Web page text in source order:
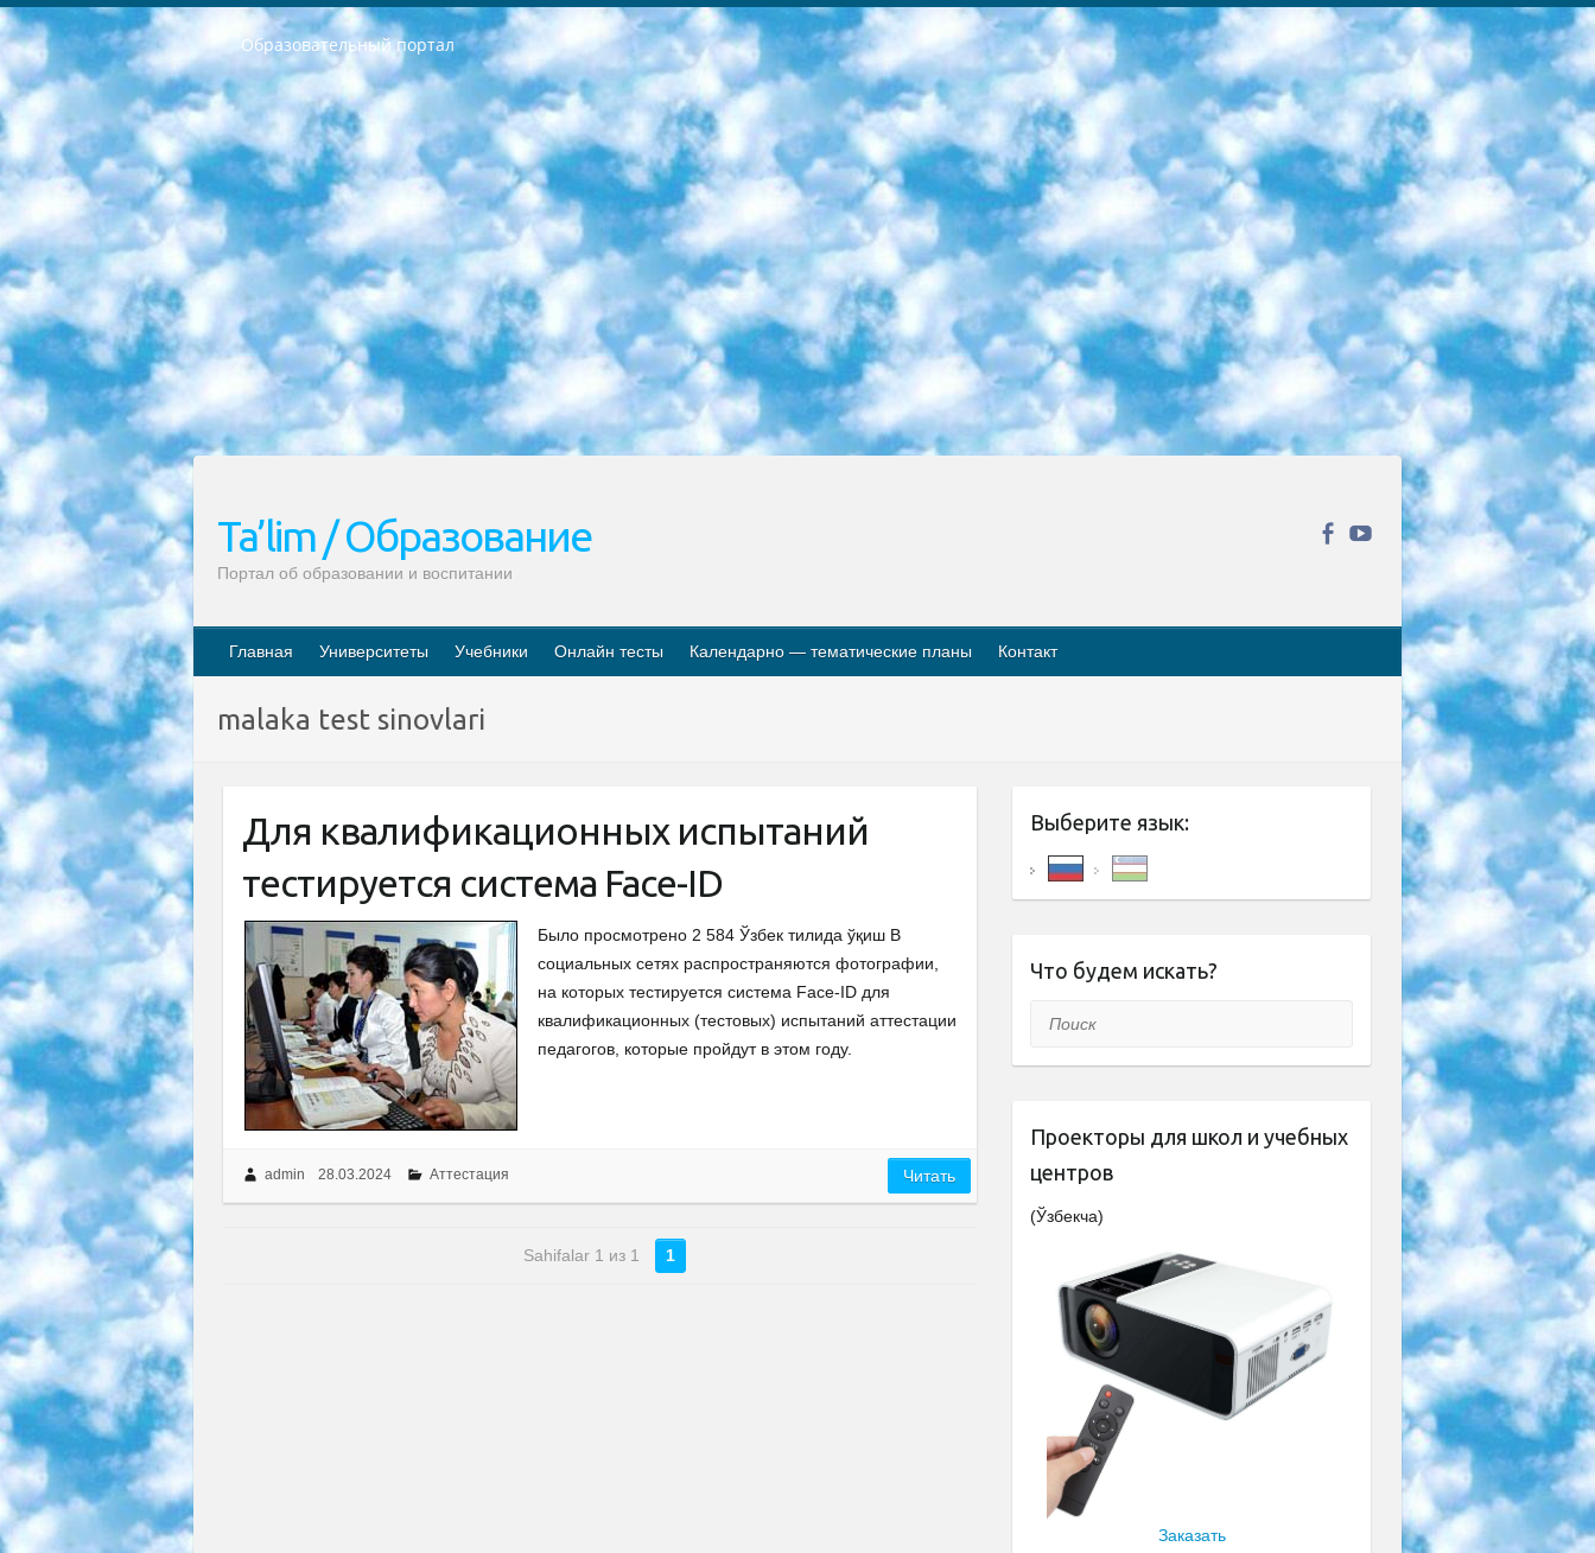
Образовательный портал
РЕСПУБЛИКА УЗБЕКИСТАН МИНИСТРЕРСТВО ДОШКОЛЬНОГО И ШКОЛЬНОГО ОБРАЗОВАНИЯ КОМАНДА в общеобразовательных учреждениях в 2023-2024 учебном году организация и проведение итоговой государственной аттестации обучающихся о Министра дошкольного и школьного образования Республики Узбекистан от 4 марта 2008 года (постановлением Минюста от 20 марта 2008 года № 1778 государственной регистрации) «Итоговое состояние учащихся общего среднего образования на основании положения об утверждении положения об аттестации общего среднего образования выпускной экзамен студентов в образовательных учреждениях в 2023-2024 учебном году В целях организации и прохождения аттестации приказываю: 1. Следующее: перечень предметов, по которым будет проводиться итоговая государственная аттестация и экзамен формы перевода согласно приложению 1; сертификаты международного образца, оценивающие уровень владения иностранными языками перечень согласно приложению 2; 2. Педагогический при специализированных образовательных учреждениях. научно-практический центр квалификации и международной оценки (Д.Давидова) 2024 г. До 25 марта: задания по предметам, по которым будет проводиться итоговая аттестация разработка и утверждение технических условий; итоговая аттестация на основании разработанного предметного задания разработка вопросов по предметам (устно и письменно), экзамен передача; общеобразовательные средние школы и специальные учебные заведения учащиеся выпускных классов школ и интернатов в агентской системе подготовка базы данных экзаменационных материалов и критериев оценки; перевод базы экзаменационных материалов на все языки обучения подать в Республиканский образовательный центр для изготовления; варианты экзаменов на основе разработанных контрольных материалов пусть будут поставлены задачи формирования. 3. Республиканский образовательный центр (Ш.Худайкулов) до 5 апреля 2024 года. до: база данных предоставленных экзаменационных материалов на все языки обучения перевод и экспертиза; для слепых, слабовидящих, глухих, слабослышащих и умственно отсталых детей учащиеся выпускных классов специализированных школ и школ-интернатов база данных экзаменационных материалов на всех преподаваемых языках подготовка критериев оценки; специализированные школы для умственно отсталых детей и технологии для учащихся выпускных классов школ-интернатов разработка соответствующих рекомендаций и критериев проведения ЕГЭ по естествознанию давать задания. 4. Педагогический при специализированных образовательных учреждениях. Научно-практический центр навыков и международной оценки (Д.Давидова), Республика образовательный центр (Худайкулов Ш.) итоговый государственный аттестационный экзамен ориентирован на творческое и логическое мышление при подготовке базы материалов учитывать введение заданий. 5. Следует отметить, что: сертификат государственного образца о знании общеобразовательного предмета и как минимум национальный уровень B1 по предметам на иностранных языках, указанным в Приложении 2. или международно признанный сертификат эквивалентного уровня студенты, изучающие определенный предмет, освобождаются от экзамена; по соответствующим предметам запланирована итоговая государственная аттестация за день до дня, путем жеребьевки Рабочей группой (в письменной форме по предметам, проводимым в форме) из числа сформированных вариантов выбрано 2 варианта; 2 выбранных варианта экзамена анонсированы на официальном сайте министерства и все выпускники по всей стране на основе этих вариантов проводит итоговую государственную аттестацию. 6. Государственное образование учащихся средних общеобразовательных учреждений. знания в соответствии с квалификационными требованиями, которые необходимо приобрести на основании стандартов итоговый (выпускной) контроль для 9 и 11 классов в целях тестирования Экзамены (далее – экзамены) состоят из предметов, перечисленных в приложении 1. будет сделано. 7. Экзамены пройдут с 26 мая по 15 июня 2024 г. (кроме науки физического воспитания). 8. Физическая для учащихся 9 классов общесредних образовательных учреждений. Экзамены по предмету «Образование, квалификация медицина» 1-6 мая 2024 года. сотрудники перевести под присмотр (с отклонениями в физическом или умственном развитии) специализированная школа для детей, школы-интернаты и со сколиозом школы-интернаты санаторного типа для больных детей исключены). 9. Он был слепым, слабовидящим и имел нарушения опорно-двигательного аппарата. экзамены в специализированных школах и интернатах для детей должны проводиться исходя из требований, предъявляемых к общеобразовательным учреждениям (физкультура кроме науки). 10. Специализированная школа для глухих и слабослышащих детей. и экзамены в интернатах и быть реализован в виде письменного теста по математике. 11. Специальность для умственно отсталых детей. Для 9 класса Родной язык и литературное письмо Государственный язык (язык обучения – узбекский). для неклассов) написано Математическое письмо Письменная/устная история Узбекистана Физическое воспитание практично Итоговый контроль Для 11 класса Написание родного языка и литературы (эссе) Математическое письмо Узбекский язык (обучение на узбекском языке) не посещающее общее среднее образование для учреждений)/Образовательное учреждение выбор письменный и устный Иностранный язык письменный/устный Письменная/устная история Узбекистана *По выбору студента:  Химия  Физика  Основы государственного права  География 10 бесплатных образовательных ресурсов - Мы составили подборку онлайн-проектов с интерактивными упражнениями, видеолекциями и статьями. Они помогут вам обрести новые и освежить старые знания бесплатно. 1. «ИНТУИТ» Старейшая образовательная площадка Рунета. Здесь вы найдёте сотни текстовых и видеокурсов на десятки различных тем — от программирования до психологии. Многие курсы подготовлены российскими университетами и крупными международными компаниями вроде Intel и Microsoft. Самостоятельное обучение бесплатное, но желающие могут оплатить услуги персональных наставников. 2. «Смартия» знакомит с актуальными профессиями и подсказывает, как им обучаться. Выбрав заинтересовавшую вас специальность — SMM-специалист, фотограф, веб-дизайнер или другую, — увидите список необходимых для неё умений. Чтобы вы могли освоить их самостоятельно, для каждого умения площадка отображает подборку ссылок на учебные материалы. Хотя «Смартия» ориентируется на русскоязычную аудиторию, часть контента всё же доступна только на английском. 3. «Лекторий Физтеха» Проект Московского физико-технического института (Физтеха). С его помощью вы можете смотреть онлайн серии лекций, записанные на видео в этом вузе. В числе доступных предметов — физика, биология, химия, информационные технологии и другие. К некоторым лекциям администрация ресурса прилагает готовые конспекты, которые можно скачивать в PDF-формате. 4. ITMOcourses Онлайн-площадка Санкт-Петербургского национального исследовательского университета информационных технологий, механики и оптики (ИТМО). Ресурс предоставляет свободный доступ к курсам, разработанным в этом вузе. Каталог материалов разбит на четыре категории: «Оптические системы и технологии», «Приборостроение и робототехника», «Информационные технологии» и «Биотехнологии». Курсы состоят из видеолекций, интерактивных демонстраций и заданий. 5. «КиберЛенинка» Электронная научная библиотека открытого доступа. Каталог площадки регулярно обрастает текстами статей из различных научных изданий. Сгруппированные по журналам и рубрикам публикации можно читать онлайн или скачивать целиком в PDF-формате. Проект нацелен на популяризацию науки за счёт открытого доступа к качественной информации. 6. «ПостНаука» На этом ресурсе публикуют подборки видеолекций, составленные экспертами из разных отраслей и объединённые общими темами. Среди них, к примеру, есть серии «Биоинформатика и геномика», «Культура средневековой Скандинавии» и Cinema Studies о теории кино. Каждая подборка лекций — логически связанная история, рассказанная экспертом от первого лица. Кроме того, на сайте появляются научно-образовательные статьи и тесты на разные темы. 7. «Newочём» Команда проекта «Newочём» отбирает самые интересные тексты из англоязычных СМИ и переводит те из них, за которые голосуют участники сообщества «ВКонтакте». По большей части это научно-популярные статьи. Редакторы придумывают лишь заголовки, в остальном содержание переводов соответствует оригиналам. Полные тексты можно читать прямо в социальной сети. 8. InternetUrok Онлайн-база материалов по основным дисциплинам школьной программы. Информация на сайте структурирована по классам, предметам и темам (урокам). Каждый урок состоит из видеолекций и конспектов. Есть также интерактивные тренажёры и тесты для закрепления пройденного материала. Даже если вы давно окончили школу, возможность повторить программу старших классов всегда может пригодиться. 9. Edutainme Ещё один ресурс об образовании. В отличие от Newtonew, как мне кажется, Edutainme больше ориентируется на представителей индустрии: педагогов, предпринимателей, разработчиков образовательных проектов. Но и любой, кто просто стремится к саморазвитию, найдёт на сайте много полезного и интересного для себя. Например, информацию о новых курсах и образовательных сервисах. 10. Newtonew Онлайн-медиа об образовании и обучении в широком смысле. Авторы Newtonew пишут об инструментах, заведениях, тактиках и стратегиях, которые помогают учить других и получать новые знания самостоятельно. На этой площадке вы найдёте новости, обзоры, аналитические мат
Ta’lim / Образование
Портал об образовании и воспитании
Главная Университеты Учебники Онлайн тесты Календарно — тематические планы Контакт
malaka test sinovlari
Для квалификационных испытаний
тестируется система Face-ID
Было просмотрено 2 584 Ўзбек тилида ўқиш В
социальных сетях распространяются фотографии,
на которых тестируется система Face-ID для
квалификационных (тестовых) испытаний аттестации
педагогов, которые пройдут в этом году.
admin 28.03.2024 Аттестация Читать
Sahifalar 1 из 1 1
Выберите язык:
Что будем искать?
Поиск
Проекторы для школ и учебных
центров
(Ўзбекча)
Заказать